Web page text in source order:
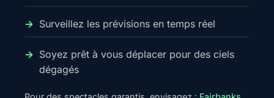
Surveillez les prévisions en temps réel
Soyez prêt à vous déplacer pour des ciels
dégagés